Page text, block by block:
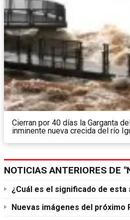
Cierran por 40 días la Garganta
inminente nueva crecida del río
NOTICIAS ANTERIORES DE
¿Cuál es el significado de
Nuevas imágenes del próximo